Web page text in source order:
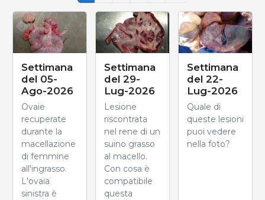
Settimana
del 05-
Ago-2026
Ovaie
recuperate
durante la
macellazione
di femmine
all'ingrasso.
L'ovaia
sinistra è
Settimana
del 29-
Lug-2026
Lesione
riscontrata
nel rene di un
suino grasso
al macello.
Con cosa è
compatibile
questa
Settimana
del 22-
Lug-2026
Quale di
queste lesioni
puoi vedere
nella foto?